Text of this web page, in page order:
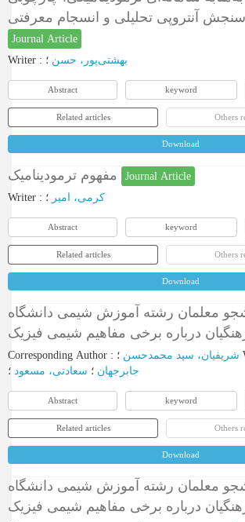
آنتروپی تحلیلی و انسجام معرفتی
Journal Article
Writer : بهشتی‌پور، حسن ؛
Abstract keyword
Related articles Others
Download
Journal Article
Writer : کرمی، امیر ؛
Abstract keyword
Related articles Others
Download
معلمان رشته آموزش شیمی دانشگاه
Corresponding Author : شریفیان، سید محمدحسن
جابرجهان ؛ سعادتی، مسعود ؛
Abstract keyword
Related articles Others
Download
معلمان رشته آموزش شیمی دانشگاه